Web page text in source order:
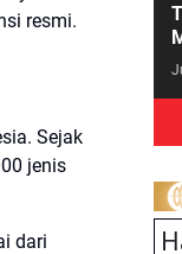
resmi.
Sejak
jenis
dari